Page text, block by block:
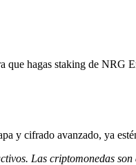
que hagas staking de NRG
y cifrado avanzado, ya
Las criptomonedas